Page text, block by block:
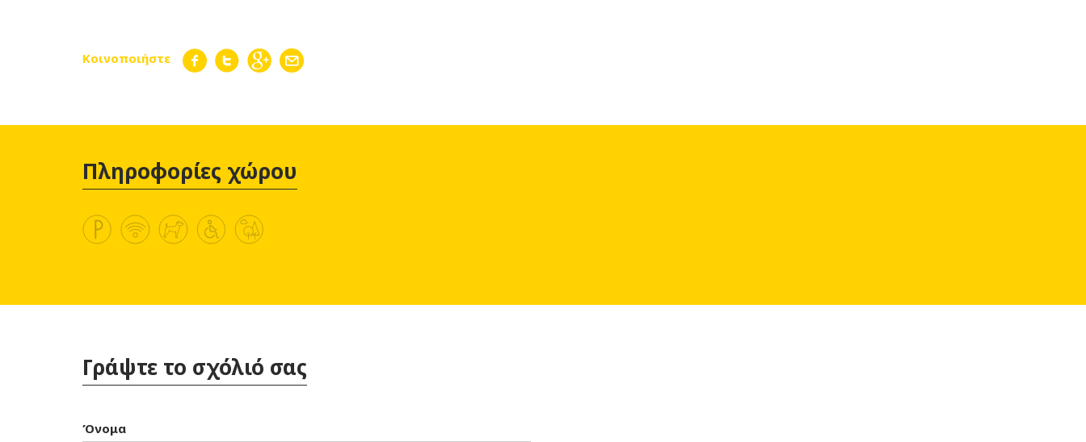
Κοινοποιήστε
Πληροφορίες χώρου
Γράψτε το σχόλιό σας
Όνομα